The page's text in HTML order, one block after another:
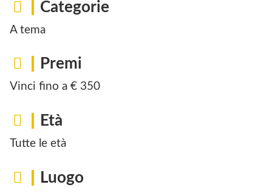
Categorie
A tema
Premi
Vinci fino a € 350
Età
Tutte le età
Luogo